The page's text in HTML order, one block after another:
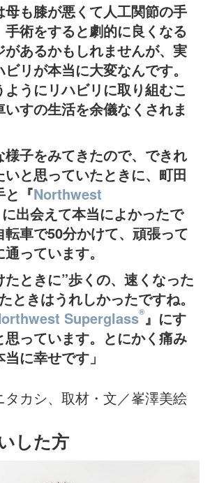
母も膝が悪くて人工関節の手
術をすると劇的に良くなる
があるかもしれませんが、実
リが本当に大変なんです。
うにリハビリに取り組むこ
いすの生活を余儀なくされま
子をみてきたので、できれ
と思っていたときに、町田
と『Northwest
出会えて本当によかったで
車で50分かけて、頑張って
っています。
ときに”歩くの、速くなった
ときはうれしかったですね。
Superglass®』にす
っています。とにかく痛み
に幸せです」
カシ、取材・文／峯澤美絵
した方